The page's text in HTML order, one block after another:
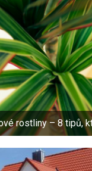
rostliny – 8 tipů,